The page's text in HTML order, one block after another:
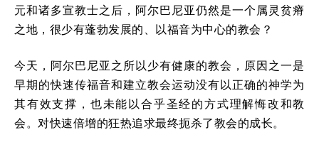
元和诸多宣教士之后，阿尔巴尼亚仍然是一个属灵贫瘠
之地，很少有蓬勃发展的、以福音为中心的教会？
今天，阿尔巴尼亚之所以少有健康的教会，原因之一是
早期的快速传福音和建立教会运动没有以正确的神学为
其有效支撑，也未能以合乎圣经的方式理解悔改和教
会。对快速倍增的狂热追求最终扼杀了教会的成长。